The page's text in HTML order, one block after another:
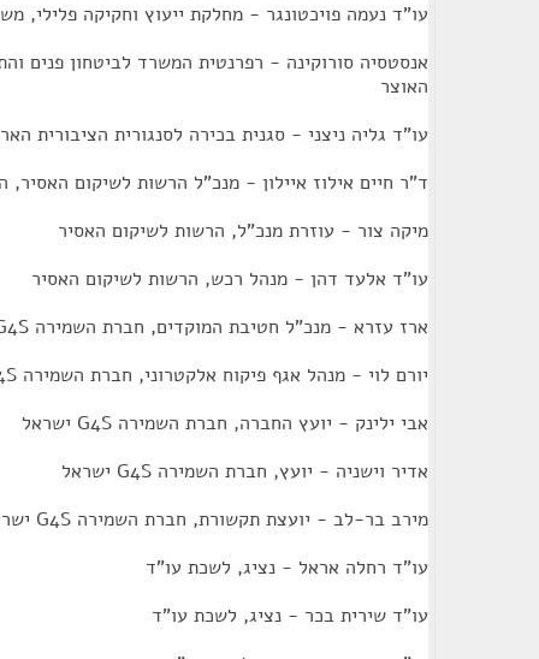
עו"ד נעמה פויכטונגר - מחלקת ייעוץ וחקיקה פלילי,
אנסטסיה סורוקינה - רפרנטית המשרד לביטחון פנים
האוצר
עו"ד גליה ניצני - סגנית בכירה לסנגורית הציבורית
ד"ר חיים אילוז איילון - מנכ"ל הרשות לשיקום האסיר,
מיקה צור - עוזרת מנכ"ל, הרשות לשיקום האסיר
עו"ד אלעד דהן - מנהל רכש, הרשות לשיקום האסיר
ארז עזרא - מנכ"ל חטיבת המוקדים, חברת השמירה G4S ישראל
יורם לוי - מנהל אגף פיקוח אלקטרוני, חברת השמירה G4S ישראל
אבי ילינק - יועץ החברה, חברת השמירה G4S ישראל
אדיר וישניה - יועץ, חברת השמירה G4S ישראל
מירב בר-לב - יועצת תקשורת, חברת השמירה G4S ישראל
עו"ד רחלה אראל - נציג, לשכת עו"ד
עו"ד שירית בכר - נציג, לשכת עו"ד